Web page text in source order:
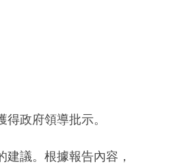
政府領導批示。
議。根據報告內容，